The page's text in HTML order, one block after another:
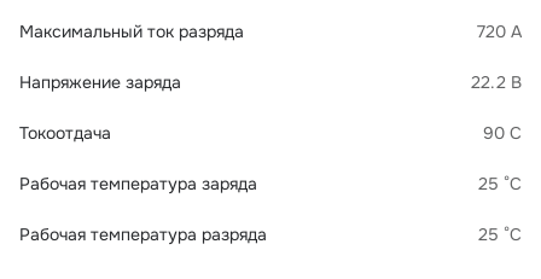
Максимальный ток разряда 720 А
Напряжение заряда 22.2 В
Токоотдача 90 C
Рабочая температура заряда 25 °C
Рабочая температура разряда 25 °C